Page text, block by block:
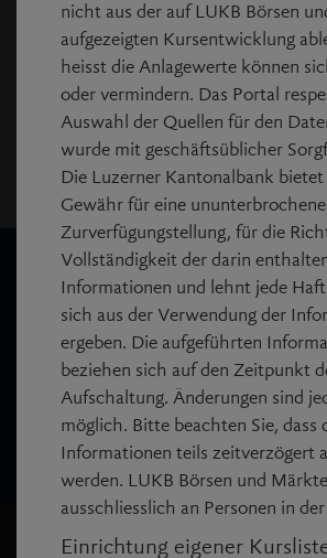
nicht aus der auf LUKB Börsen
aufgezeigten Kursentwicklung
heisst die Anlagewerte können
oder vermindern. Das Portal
Auswahl der Quellen für den
wurde mit geschäftsüblicher
Die Luzerner Kantonalbank
Gewähr für eine ununterbrochene
Zurverfügungstellung, für die
Vollständigkeit der darin
Informationen und lehnt jede
sich aus der Verwendung der
ergeben. Die aufgeführten
beziehen sich auf den Zeitpunkt
Aufschaltung. Änderungen sind
möglich. Bitte beachten Sie, dass
Informationen teils zeitverzögert
werden. LUKB Börsen und
ausschliesslich an Personen in
Einrichtung eigener
Copyright © Allfunds Tech Solutions
Die Daten sind je nach Börse
jedoch mindestens 15 Minuten.
Disclaimer
Copyright:
© SIX Financial Information AG.
Wir sind für
call
Anrufen
+41 844 844 866
mail_outline Nachricht schreiben
LUKB